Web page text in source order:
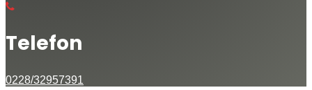
Telefon
0228/32957391